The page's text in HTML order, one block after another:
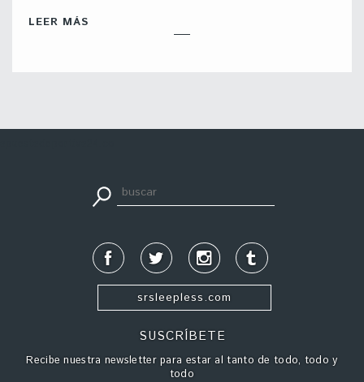
LEER MÁS
srsleepless.com
SUSCRÍBETE
Recibe nuestra newsletter para estar al tanto de todo, todo y
todo